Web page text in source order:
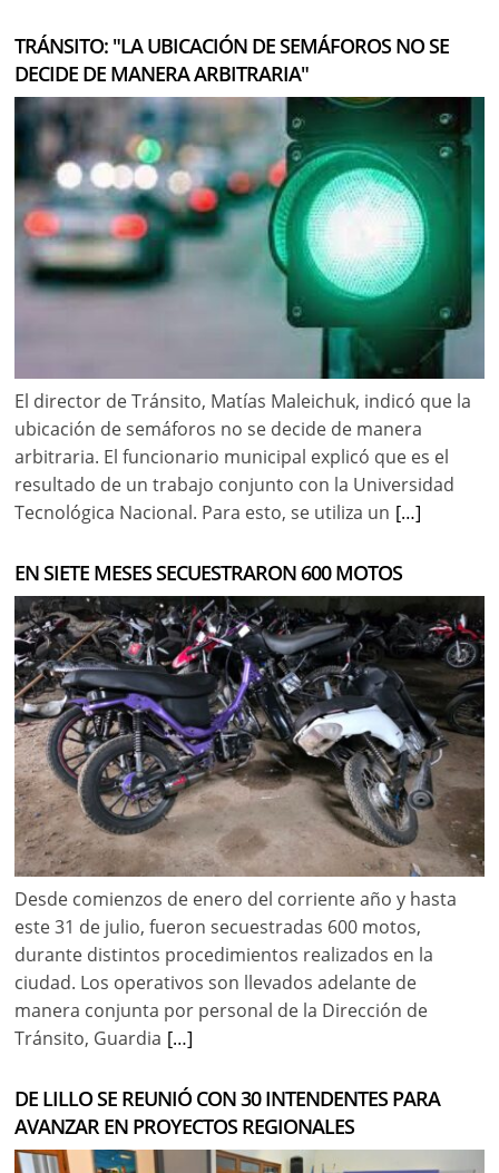
TRÁNSITO: "LA UBICACIÓN DE SEMÁFOROS NO SE
DECIDE DE MANERA ARBITRARIA"
El director de Tránsito, Matías Maleichuk, indicó que la
ubicación de semáforos no se decide de manera
arbitraria. El funcionario municipal explicó que es el
resultado de un trabajo conjunto con la Universidad
Tecnológica Nacional. Para esto, se utiliza un […]
EN SIETE MESES SECUESTRARON 600 MOTOS
Desde comienzos de enero del corriente año y hasta
este 31 de julio, fueron secuestradas 600 motos,
durante distintos procedimientos realizados en la
ciudad. Los operativos son llevados adelante de
manera conjunta por personal de la Dirección de
Tránsito, Guardia […]
DE LILLO SE REUNIÓ CON 30 INTENDENTES PARA
AVANZAR EN PROYECTOS REGIONALES